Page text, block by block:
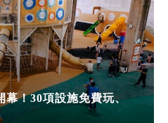
幕！30項設施免費玩、